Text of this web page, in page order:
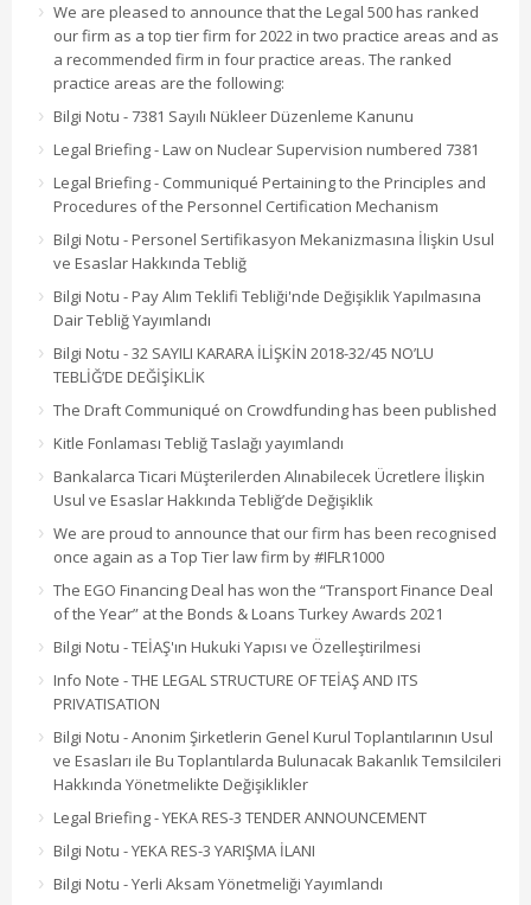
We are pleased to announce that the Legal 500 has ranked
our firm as a top tier firm for 2022 in two practice areas and as
a recommended firm in four practice areas. The ranked
practice areas are the following:
Bilgi Notu - 7381 Sayılı Nükleer Düzenleme Kanunu
Legal Briefing - Law on Nuclear Supervision numbered 7381
Legal Briefing - Communiqué Pertaining to the Principles and
Procedures of the Personnel Certification Mechanism
Bilgi Notu - Personel Sertifikasyon Mekanizmasına İlişkin Usul
ve Esaslar Hakkında Tebliğ
Bilgi Notu - Pay Alım Teklifi Tebliği'nde Değişiklik Yapılmasına
Dair Tebliğ Yayımlandı
Bilgi Notu - 32 SAYILI KARARA İLİŞKİN 2018-32/45 NO’LU
TEBLİĞ’DE DEĞİŞİKLİK
The Draft Communiqué on Crowdfunding has been published
Kitle Fonlaması Tebliğ Taslağı yayımlandı
Bankalarca Ticari Müşterilerden Alınabilecek Ücretlere İlişkin
Usul ve Esaslar Hakkında Tebliğ’de Değişiklik
We are proud to announce that our firm has been recognised
once again as a Top Tier law firm by #IFLR1000
The EGO Financing Deal has won the “Transport Finance Deal
of the Year” at the Bonds & Loans Turkey Awards 2021
Bilgi Notu - TEİAŞ'ın Hukuki Yapısı ve Özelleştirilmesi
Info Note - THE LEGAL STRUCTURE OF TEİAŞ AND ITS
PRIVATISATION
Bilgi Notu - Anonim Şirketlerin Genel Kurul Toplantılarının Usul
ve Esasları ile Bu Toplantılarda Bulunacak Bakanlık Temsilcileri
Hakkında Yönetmelikte Değişiklikler
Legal Briefing - YEKA RES-3 TENDER ANNOUNCEMENT
Bilgi Notu - YEKA RES-3 YARIŞMA İLANI
Bilgi Notu - Yerli Aksam Yönetmeliği Yayımlandı